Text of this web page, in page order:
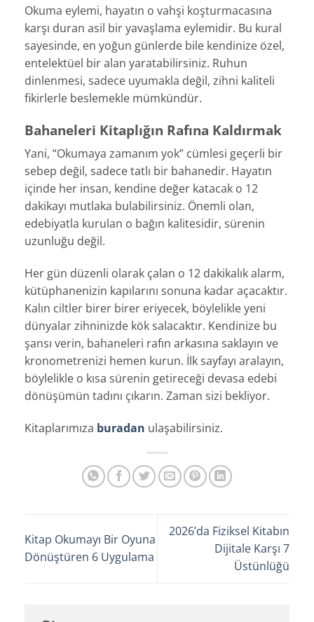
Okuma eylemi, hayatın o vahşi koşturmacasına
karşı duran asil bir yavaşlama eylemidir. Bu kural
sayesinde, en yoğun günlerde bile kendinize özel,
entelektüel bir alan yaratabilirsiniz. Ruhun
dinlenmesi, sadece uyumakla değil, zihni kaliteli
fikirlerle beslemekle mümkündür.
Bahaneleri Kitaplığın Rafına Kaldırmak
Yani, “Okumaya zamanım yok” cümlesi geçerli bir
sebep değil, sadece tatlı bir bahanedir. Hayatın
içinde her insan, kendine değer katacak o 12
dakikayı mutlaka bulabilirsiniz. Önemli olan,
edebiyatla kurulan o bağın kalitesidir, sürenin
uzunluğu değil.
Her gün düzenli olarak çalan o 12 dakikalık alarm,
kütüphanenizin kapılarını sonuna kadar açacaktır.
Kalın ciltler birer birer eriyecek, böylelikle yeni
dünyalar zihninizde kök salacaktır. Kendinize bu
şansı verin, bahaneleri rafın arkasına saklayın ve
kronometrenizi hemen kurun. İlk sayfayı aralayın,
böylelikle o kısa sürenin getireceği devasa edebi
dönüşümün tadını çıkarın. Zaman sizi bekliyor.
Kitaplarımıza buradan ulaşabilirsiniz.
Kitap Okumayı Bir Oyuna
Dönüştüren 6 Uygulama
2026’da Fiziksel Kitabın
Dijitale Karşı 7
Üstünlüğü